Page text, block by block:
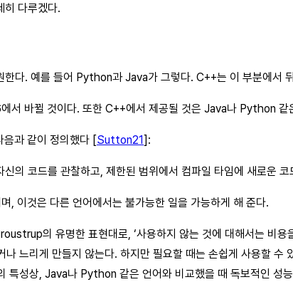
히 다루겠다.
한다. 예를 들어 Python과 Java가 그렇다. C++는 이 부분에서
서 바뀔 것이다. 또한 C++에서 제공될 것은 Java나 Python 같
과 같이 정의했다 [Sutton21]:
의 코드를 관찰하고, 제한된 범위에서 컴파일 타임에 새로운
, 이것은 다른 언어에서는 불가능한 일을 가능하게 해 준다.
의 유명한 표현대로, ‘사용하지 않는 것에 대해서는 비용
나 느리게 만들지 않는다. 하지만 필요할 때는 손쉽게 사용할 수
특성상, Java나 Python 같은 언어와 비교했을 때 독보적인 성